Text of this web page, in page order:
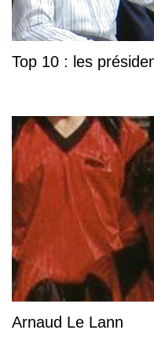
Top 10 : les
Arnaud Le Lann